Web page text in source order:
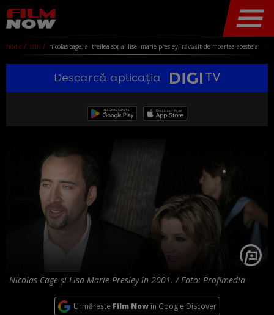
home stiri nicolas cage, al treilea soț al lisei marie presley, răvășit de moartea acesteia: "avea cel mai grozav râs pe care l-am văzut vreodată"
Descarcă aplicația
Nicolas Cage și Lisa Marie Presley în 2001. / Foto: Profimedia
Urmărește Film Nowîn Google Discover